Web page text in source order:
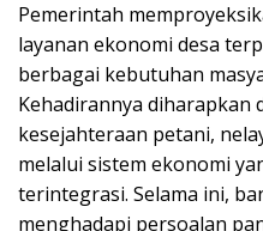
Pemerintah
layanan ekonomi desa
berbagai kebutuhan
Kehadirannya diharapkan
kesejahteraan petani,
melalui sistem ekonomi
terintegrasi. Selama ini,
menghadapi persoalan